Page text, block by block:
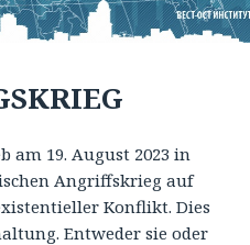
am 19. August 2023 in
Angriffskrieg auf
Konflikt. Dies
Entweder sie oder